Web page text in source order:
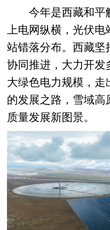
今年是西藏和平
上电网纵横，光伏电
站错落分布。西藏坚
协同推进，大力开发
大绿色电力规模，走
的发展之路，雪域高
质量发展新图景。